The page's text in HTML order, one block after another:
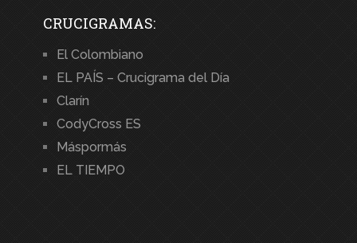
CRUCIGRAMAS:
El Colombiano
EL PAÍS – Crucigrama del Día
Clarín
CodyCross ES
Máspormás
EL TIEMPO